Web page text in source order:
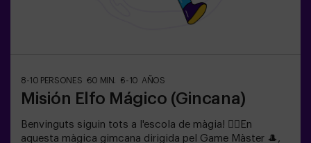
8-10 PERSONES 60 MIN. 6-10 AÑOS
Misión Elfo Mágico (Gincana)
Benvinguts siguin tots a l'escola de màgia! 🧙‍♀️En
aquesta màgica gimcana dirigida pel Game Màster 🎩,